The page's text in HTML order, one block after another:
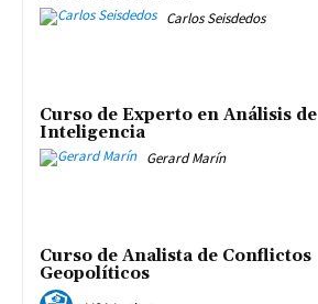
Carlos Seisdedos
Curso de Experto en Análisis de
Inteligencia
Gerard Marín
Curso de Analista de Conflictos
Geopolíticos